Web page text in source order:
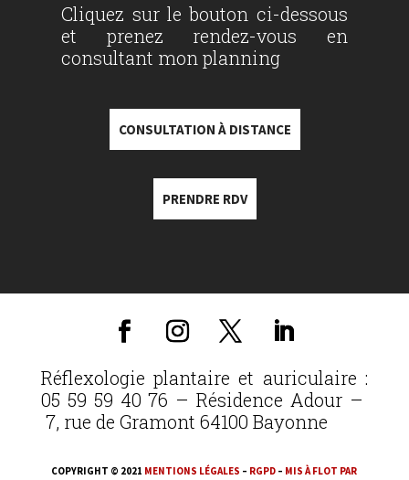
Cliquez sur le bouton ci-dessous
et prenez rendez-vous en
consultant mon planning
CONSULTATION À DISTANCE
PRENDRE RDV
Réflexologie plantaire et auriculaire :
05 59 59 40 76 – Résidence Adour –
7, rue de Gramont 64100 Bayonne
COPYRIGHT © 2021 MENTIONS LÉGALES – RGPD – MIS À FLOT PAR